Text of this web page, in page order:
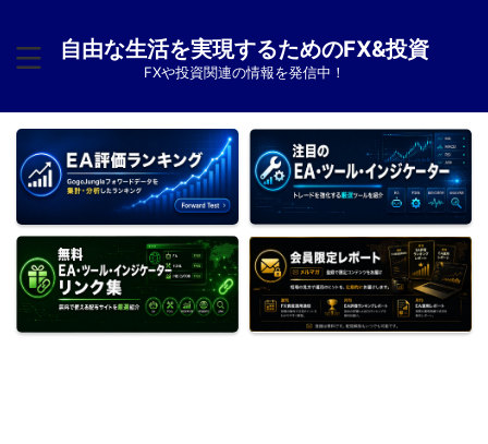
自由な生活を実現するためのFX&投資
FXや投資関連の情報を発信中！